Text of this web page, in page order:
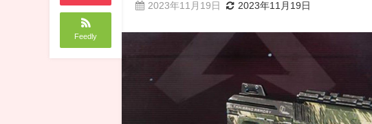
Feedly
2023年11月19日 2023年11月19日